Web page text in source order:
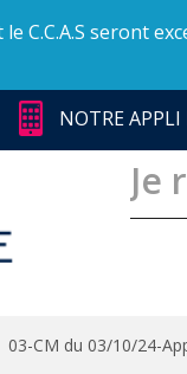
C.C.A.S seront
NOTRE
03-CM du 03/10/24-